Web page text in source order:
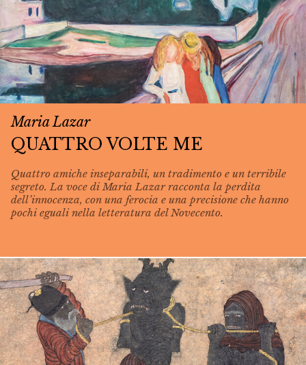
Maria Lazar
QUATTRO VOLTE ME
Quattro amiche inseparabili, un tradimento e un terribile
segreto. La voce di Maria Lazar racconta la perdita
dell’innocenza, con una ferocia e una precisione che hanno
pochi eguali nella letteratura del Novecento.